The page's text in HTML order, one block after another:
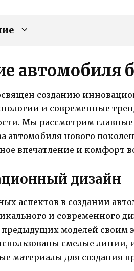
автомобиля
созданию
и современные
Мы рассмотрим главные
автомобиля нового
впечатление и комфорт
дизайн
аспектов в создании
и современного
предыдущих моделей
смелые линии,
материалы для создания